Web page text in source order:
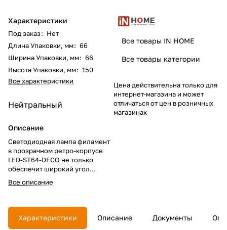
Характеристики
Под заказ: Нет
Длина Упаковки, мм: 66
Ширина Упаковки, мм: 66
Высота Упаковки, мм: 150
Все характеристики
Нейтральный
Описание
Светодиодная лампа филамент
в прозрачном ретро-корпусе
LED-ST64-DECO не только
обеспечит широкий угол
освещения, высокую
светоодачу и экономичное
станет ярким элементом
дизайна жилого помещения
или общественного
Все описание
Все товары IN HOME
Все товары категории
Цена действительна только для
интернет-магазина и может
отличаться от цен в розничных
магазинах
Характеристики Описание Документы